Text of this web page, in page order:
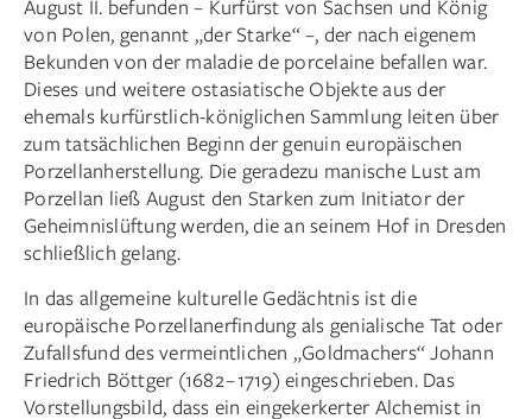
August II. befunden – Kurfürst von Sachsen und König
von Polen, genannt „der Starke“ –, der nach eigenem
Bekunden von der maladie de porcelaine befallen war.
Dieses und weitere ostasiatische Objekte aus der
ehemals kurfürstlich-königlichen Sammlung leiten über
zum tatsächlichen Beginn der genuin europäischen
Porzellanherstellung. Die geradezu manische Lust am
Porzellan ließ August den Starken zum Initiator der
Geheimnislüftung werden, die an seinem Hof in Dresden
schließlich gelang.
In das allgemeine kulturelle Gedächtnis ist die
europäische Porzellanerfindung als genialische Tat oder
Zufallsfund des vermeintlichen „Goldmachers“ Johann
Friedrich Böttger (1682 – 1719) eingeschrieben. Das
Vorstellungsbild, dass ein eingekerkerter Alchemist in